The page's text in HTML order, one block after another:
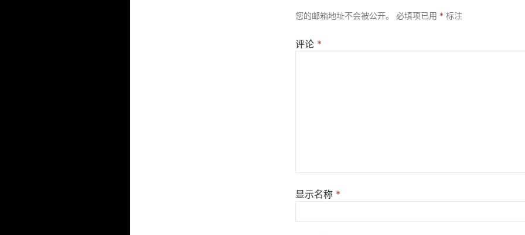
您的邮箱地址不会被公开。 必填项已用 * 标注
评论 *
显示名称 *